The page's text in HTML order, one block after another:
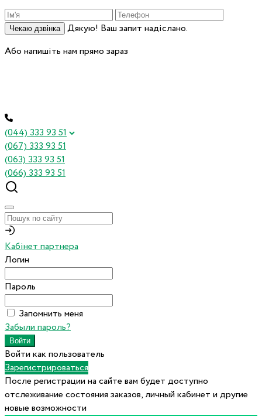
Чекаю дзвінка
Дякую! Ваш запит надіслано.
Або напишіть нам прямо зараз
(044) 333 93 51
(067) 333 93 51
(063) 333 93 51
(066) 333 93 51
Кабінет партнера
Логин
Пароль
Запомнить меня
Забыли пароль?
Войти как пользователь
Зарегистрироваться
После регистрации на сайте вам будет доступно
отслеживание состояния заказов, личный кабинет и другие
новые возможности